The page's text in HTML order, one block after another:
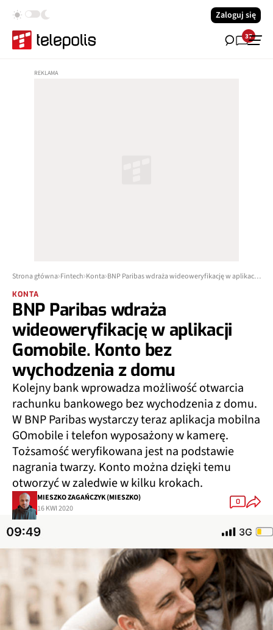
Zaloguj się
37
Strona główna Fintech Konta BNP Paribas wdraża wideoweryfikację w aplikacji Gomobile. Konto bez wychodzenia z domu
KONTA
BNP Paribas wdraża
wideoweryfikację w aplikacji
Gomobile. Konto bez
wychodzenia z domu
Kolejny bank wprowadza możliwość otwarcia
rachunku bankowego bez wychodzenia z domu.
W BNP Paribas wystarczy teraz aplikacja mobilna
GOmobile i telefon wyposażony w kamerę.
Tożsamość weryfikowana jest na podstawie
nagrania twarzy. Konto można dzięki temu
otworzyć w zaledwie w kilku krokach.
MIESZKO ZAGAŃCZYK (MIESZKO)
16 KWI 2020
0